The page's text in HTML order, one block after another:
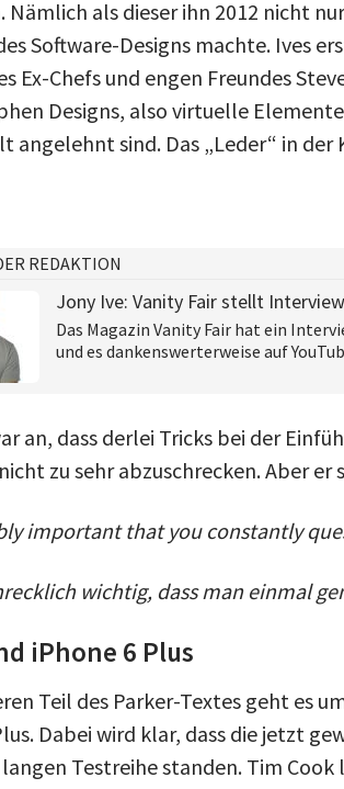
als dieser ihn 2012 nicht
Software-Designs machte. Ives
Ex-Chefs und engen Freundes
Designs, also virtuelle
angelehnt sind. Das „Leder“ in
REDAKTION
Jony Ive: Vanity Fair stellt
Das Magazin Vanity Fair hat ein
und es dankenswerterweise auf
an, dass derlei Tricks bei der
zu sehr abzuschrecken. Aber er
important that you constantly
wichtig, dass man einmal
iPhone 6 Plus
Teil des Parker-Textes geht es
Dabei wird klar, dass die jetzt
Testreihe standen. Tim